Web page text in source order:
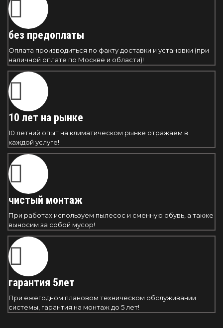
без предоплаты
Оплата производиться по факту доставки и установки (при
наличной оплате по Москве и области)!
10 лет на рынке
10 летний опыт на климатическом рынке отражаем в
каждой услуге!
чистый монтаж
При работах используем пылесос и сменную обувь, а также
выносим за собой мусор!
гарантия 5лет
При ежегодном плановом техническом обслуживании
системы, гарантия на монтаж до 5 лет!